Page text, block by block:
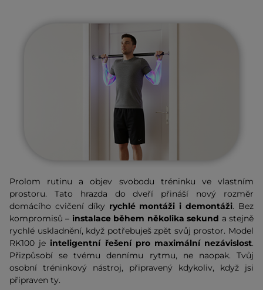
Prolom rutinu a objev svobodu tréninku ve vlastním
prostoru. Tato hrazda do dveří přináší nový rozměr
domácího cvičení díky rychlé montáži i demontáži. Bez
kompromisů – instalace během několika sekund a stejně
rychlé uskladnění, když potřebuješ zpět svůj prostor. Model
RK100 je inteligentní řešení pro maximální nezávislost.
Přizpůsobí se tvému dennímu rytmu, ne naopak. Tvůj
osobní tréninkový nástroj, připravený kdykoliv, když jsi
připraven ty.